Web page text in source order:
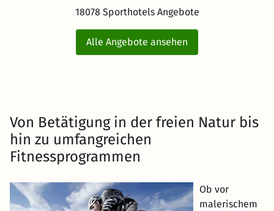
18078 Sporthotels Angebote
Alle Angebote ansehen
Von Betätigung in der freien Natur bis
hin zu umfangreichen
Fitnessprogrammen
Ob vor
malerischem